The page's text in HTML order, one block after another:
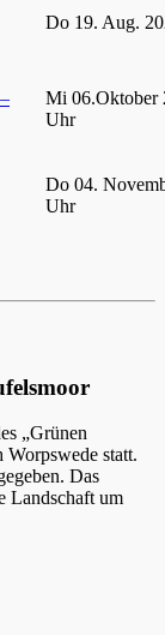
Do 19. Aug.
Mi 06.Oktober
Uhr
Do 04.
Uhr
„Grünen
statt.
Das
Landschaft um